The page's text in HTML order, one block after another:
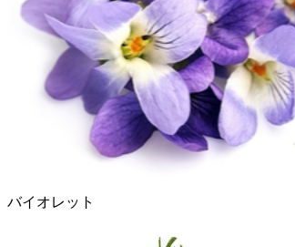
バイオレット